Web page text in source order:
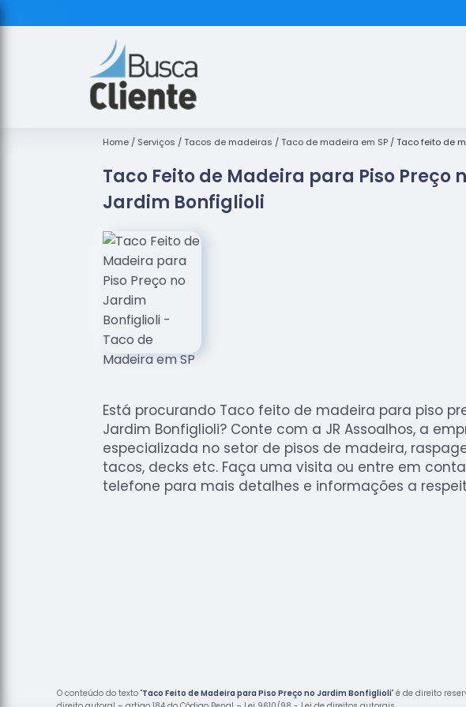
Home Serviços Tacos de madeiras Taco de madeira em SP Taco feito de
Taco Feito de Madeira para Piso Preço
Jardim Bonfiglioli
Está procurando Taco feito de madeira para piso
Jardim Bonfiglioli? Conte com a JR Assoalhos, a
especializada no setor de pisos de madeira,
tacos, decks etc. Faça uma visita ou entre em
telefone para mais detalhes e informações a
O conteúdo do texto "Taco Feito de Madeira para Piso Preço no Jardim Bonfiglioli" é de direito